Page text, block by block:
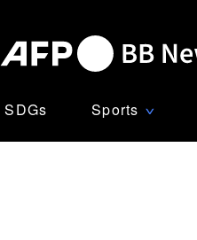
SDGs Sports ∨